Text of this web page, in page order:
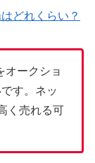
どれくらい？
オークショ
す。ネッ
く売れる可